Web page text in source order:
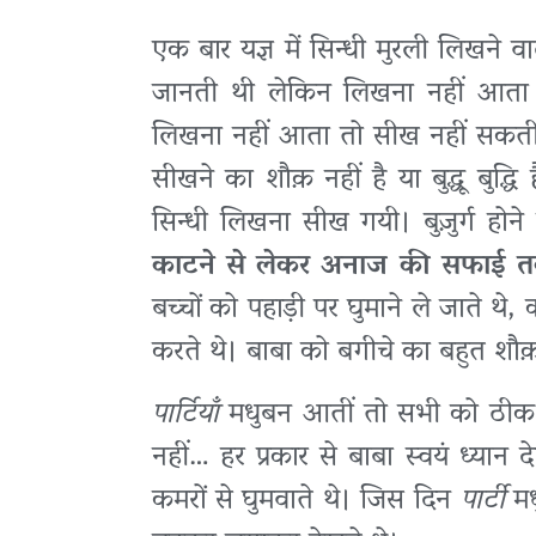
एक बार यज्ञ में सिन्धी मुरली लिखने
जानती थी लेकिन लिखना नहीं
लिखना नहीं आता तो सीख नहीं
सीखने का शौक़ नहीं है या बुद्धू बुद्धि
सिन्धी लिखना सीख गयी। बुज़ुर्ग
काटने से लेकर अनाज की सफाई
बच्चों को पहाड़ी पर घुमाने ले जाते
करते थे। बाबा को बगीचे का बहुत
पार्टियाँमधुबन आतीं तो सभी को ठीक
नहीं… हर प्रकार से बाबा स्वयं
कमरों से घुमवाते थे। जिस दिन पार्टी